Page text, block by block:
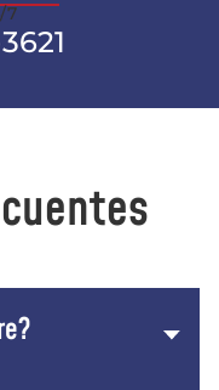
7